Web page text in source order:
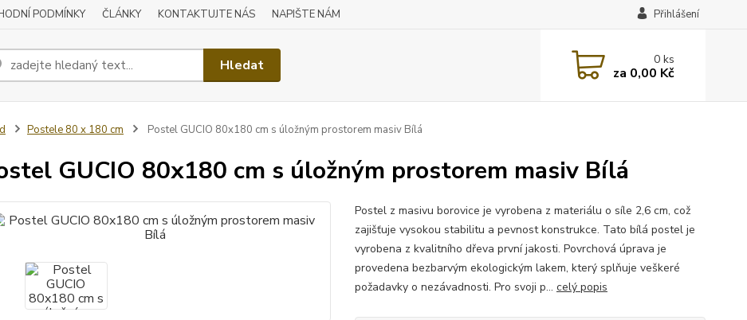
PODMÍNKY ČLÁNKY KONTAKTUJTE NÁS NAPIŠTE NÁM Přihlášení
Hledat 0ks
za 0,00 Kč
Postele 80 x 180 cm Postel GUCIO 80x180 cm s úložným prostorem masiv Bílá
GUCIO 80x180 cm s úložným prostorem masiv Bílá
Postel z masivu borovice je vyrobena z materiálu o síle 2,6 cm, což
zajišťuje vysokou stabilitu a pevnost konstrukce. Tato bílá postel je
vyrobena z kvalitního dřeva první jakosti. Povrchová úprava je
provedena bezbarvým ekologickým lakem, který splňuje veškeré
požadavky o nezávadnosti. Pro svoji p... celý popis